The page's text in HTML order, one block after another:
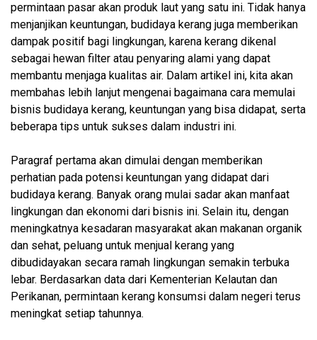
permintaan pasar akan produk laut yang satu ini. Tidak hanya
menjanjikan keuntungan, budidaya kerang juga memberikan
dampak positif bagi lingkungan, karena kerang dikenal
sebagai hewan filter atau penyaring alami yang dapat
membantu menjaga kualitas air. Dalam artikel ini, kita akan
membahas lebih lanjut mengenai bagaimana cara memulai
bisnis budidaya kerang, keuntungan yang bisa didapat, serta
beberapa tips untuk sukses dalam industri ini.
Paragraf pertama akan dimulai dengan memberikan
perhatian pada potensi keuntungan yang didapat dari
budidaya kerang. Banyak orang mulai sadar akan manfaat
lingkungan dan ekonomi dari bisnis ini. Selain itu, dengan
meningkatnya kesadaran masyarakat akan makanan organik
dan sehat, peluang untuk menjual kerang yang
dibudidayakan secara ramah lingkungan semakin terbuka
lebar. Berdasarkan data dari Kementerian Kelautan dan
Perikanan, permintaan kerang konsumsi dalam negeri terus
meningkat setiap tahunnya.